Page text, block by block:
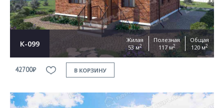
К-099
Жилая
53 м2
Полезная
117 м2
Общая
120 м2
42700₽ В КОРЗИНУ